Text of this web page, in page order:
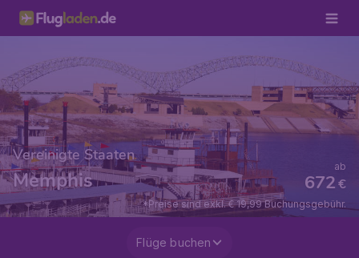
Vereinigte Staaten
Memphis €
672
ab
*Preise sind exkl. € 19,99 Buchungsgebühr.
Flüge buchen